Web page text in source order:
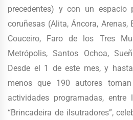
precedentes) y con un espacio
coruñesas (Alita, Áncora, Arenas,
Couceiro, Faro de los Tres
Metrópolis, Santos Ochoa,
Desde el 1 de este mes, y
menos que 190 autores
actividades programadas,
“Brincadeira de ilsutradores”,